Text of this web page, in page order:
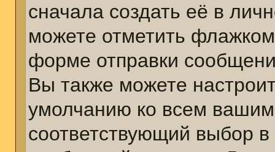
сначала создать её в
можете отметить
форме отправки
Вы также можете
умолчанию ко всем
соответствующий выбор